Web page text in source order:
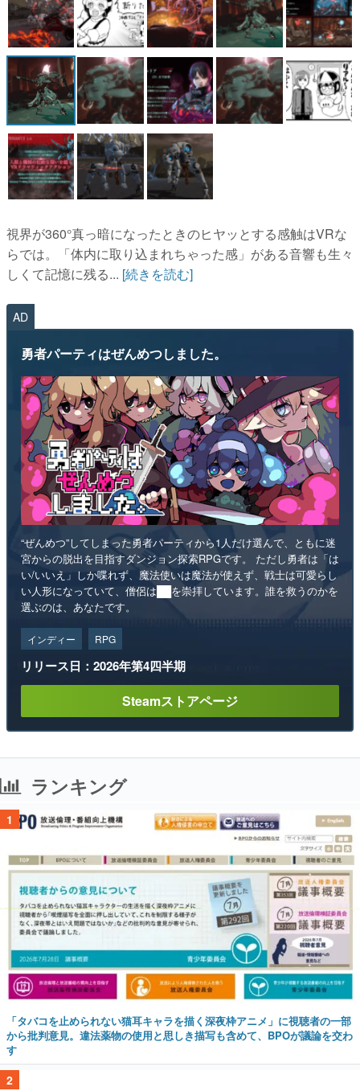
視界が360°真っ暗になったときのヒヤッとする感触はVRな
らでは。「体内に取り込まれちゃった感」がある音響も生々
しくて記憶に残る... [続きを読む]
AD
勇者パーティはぜんめつしました。
“ぜんめつ”してしまった勇者パーティから1人だけ選んで、ともに迷
宮からの脱出を目指すダンジョン探索RPGです。 ただし勇者は「は
い/いいえ」しか喋れず、魔法使いは魔法が使えず、戦士は可愛らし
い人形になっていて、僧侶は██を崇拝しています。誰を救うのかを
選ぶのは、あなたです。
インディー RPG
リリース日：2026年第4四半期
Steamストアページ
ランキング
1
「タバコを止められない猫耳キャラを描く深夜枠アニメ」に視聴者の一部
から批判意見。違法薬物の使用と思しき描写も含めて、BPOが議論を交わ
す
2